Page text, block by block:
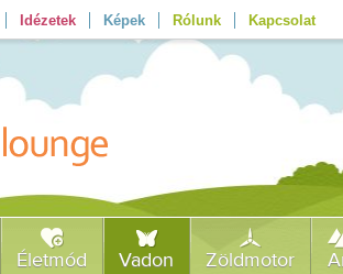
Idézetek Képek Rólunk Kapcsolat
Életmód Vadon Zöldmotor